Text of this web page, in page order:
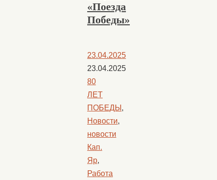
«Поезда
Победы»
23.04.2025
23.04.2025
80
ЛЕТ
ПОБЕДЫ ,
Новости,
новости
Кап.
Яр,
Работа